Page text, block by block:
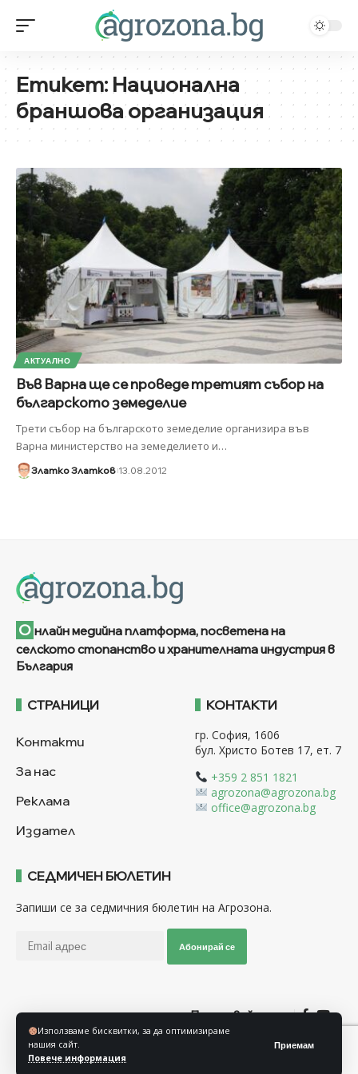
Използваме бисквитки, за да оптимизираме
нашия сайт.
Повече информация
Приемам
Етикет:Национална
браншова организация
АКТУАЛНО
Във Варна ще се проведе третият събор на
българското земеделие
Трети събор на българското земеделие организира във
Варна министерство на земеделието и…
Златко Златков 13.08.2012
О нлайн медийна платформа, посветена на
селското стопанство и хранителната индустрия в
България
СТРАНИЦИ
Контакти
За нас
Реклама
Издател
КОНТАКТИ
гр. София, 1606
бул. Христо Ботев 17, ет. 7
+359 2 851 1821
agrozona@agrozona.bg
office@agrozona.bg
СЕДМИЧЕН БЮЛЕТИН
Запиши се за седмичния бюлетин на Агрозона.
Абонирай се
Последвайте ни
Общи условия
Политика за използване на “Бисквитки”